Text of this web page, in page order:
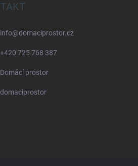
info@domaciprostor.cz
+420 725 768 387
Domácí prostor
domaciprostor